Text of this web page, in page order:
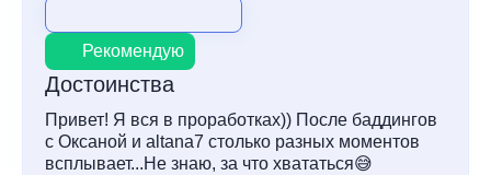
Рекомендую
Достоинства
Привет! Я вся в проработках)) После баддингов
с Оксаной и altana7 столько разных моментов
всплывает...Не знаю, за что хвататься😅